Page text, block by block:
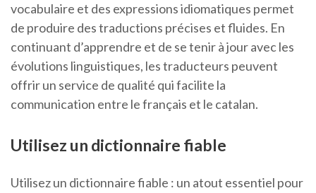
vocabulaire et des expressions idiomatiques permet
de produire des traductions précises et fluides. En
continuant d’apprendre et de se tenir à jour avec les
évolutions linguistiques, les traducteurs peuvent
offrir un service de qualité qui facilite la
communication entre le français et le catalan.
Utilisez un dictionnaire fiable
Utilisez un dictionnaire fiable : un atout essentiel pour